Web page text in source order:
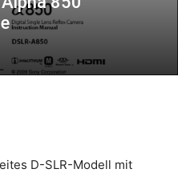
D-SLR-Modell mit